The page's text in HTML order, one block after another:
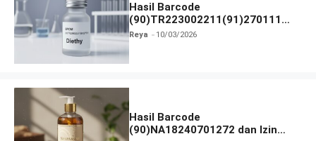
Hasil Barcode
(90)TR223002211(91)270111
dan Izin BPOM
Reya 10/03/2026
Hasil Barcode
(90)NA18240701272 dan Izin